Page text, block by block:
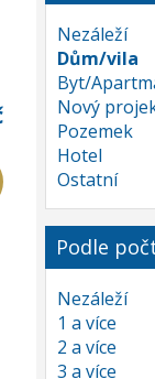
Nezáleží
Dům/vila
Byt/
Nový
Pozemek
Hotel
Ostatní
Podle
Nezáleží
1 a více
2 a více
3 a více